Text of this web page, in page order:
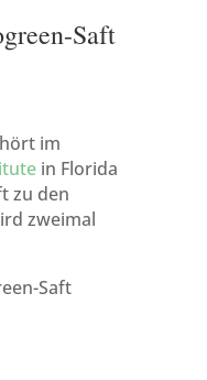
Saft
im
in Florida
zu den
zweimal